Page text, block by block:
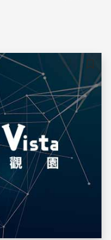
積，導致血管的窄
儲存